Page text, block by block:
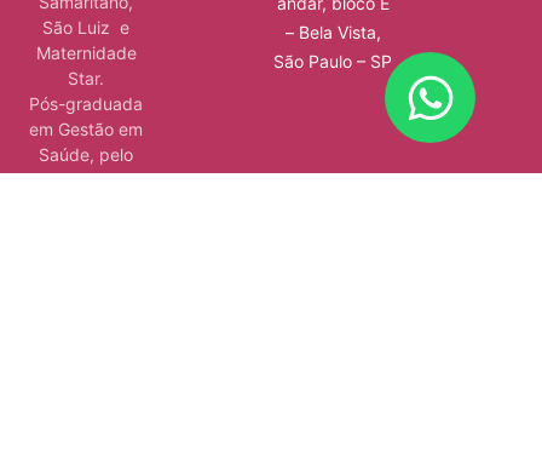
São Luiz e
Maternidade
Star.
Pós-graduada
em Gestão em
Saúde, pelo
Instituto Sírio-
– Bela Vista,
São Paulo – SP